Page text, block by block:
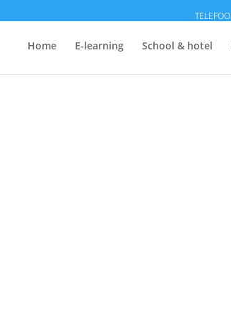
Home E-learning School & hotel